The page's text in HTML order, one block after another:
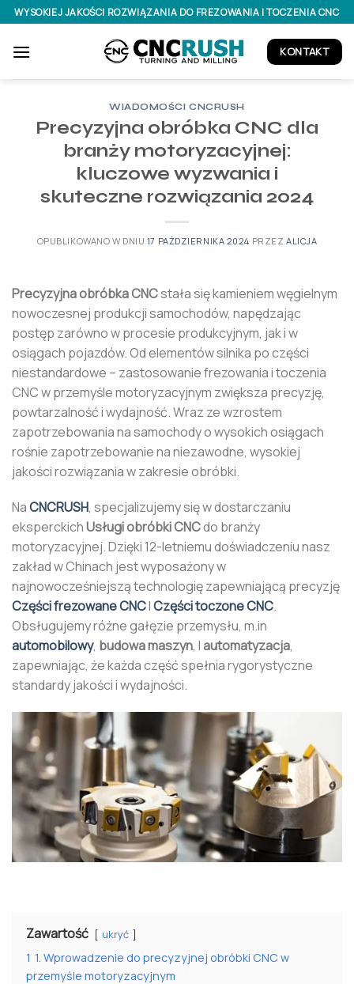
Przejdź
do
treści
WYSOKIEJ JAKOŚCI ROZWIĄZANIA DO FREZOWANIA I TOCZENIA CNC
KONTAKT
WIADOMOŚCI CNCRUSH
Precyzyjna obróbka CNC dla
branży motoryzacyjnej:
kluczowe wyzwania i
skuteczne rozwiązania 2024
OPUBLIKOWANO W DNIU 17 PAŹDZIERNIKA 2024 PRZEZ ALICJA
Precyzyjna obróbka CNCstała się kamieniem węgielnym
nowoczesnej produkcji samochodów, napędzając
postęp zarówno w procesie produkcyjnym, jak i w
osiągach pojazdów. Od elementów silnika po części
niestandardowe – zastosowanie frezowania i toczenia
CNC w przemyśle motoryzacyjnym zwiększa precyzję,
powtarzalność i wydajność. Wraz ze wzrostem
zapotrzebowania na samochody o wysokich osiągach
rośnie zapotrzebowanie na niezawodne, wysokiej
jakości rozwiązania w zakresie obróbki.
NaCNCRUSH, specjalizujemy się w dostarczaniu
eksperckichUsługi obróbki CNCdo branży
motoryzacyjnej. Dzięki 12-letniemu doświadczeniu nasz
zakład w Chinach jest wyposażony w
najnowocześniejszą technologię zapewniającą precyzję
Części frezowane CNCICzęści toczone CNC.
Obsługujemy różne gałęzie przemysłu, m.in
automobilowy, budowa maszyn, I automatyzacja,
zapewniając, że każda część spełnia rygorystyczne
standardy jakości i wydajności.
Zawartość ukryć
1 1. Wprowadzenie do precyzyjnej obróbki CNC w
przemyśle motoryzacyjnym